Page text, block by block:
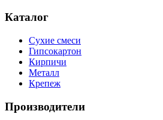
Каталог
Сухие смеси
Гипсокартон
Кирпичи
Металл
Крепеж
Производители